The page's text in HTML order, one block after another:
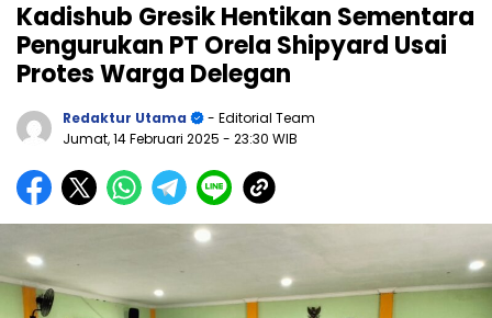
Kadishub Gresik Hentikan Sementara
Pengurukan PT Orela Shipyard Usai
Protes Warga Delegan
Redaktur Utama
- Editorial Team
Jumat, 14 Februari 2025 - 23:30 WIB